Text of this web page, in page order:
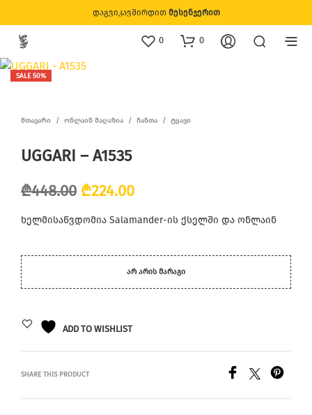
დაგვიკავშირდით მესენჯერით
0 0
SALE 50%
ᲛᲗᲐᲕᲐᲠᲘ / ᲝᲜᲚᲐᲘᲜ ᲛᲐᲦᲐᲖᲘᲐ / ᲩᲐᲜᲗᲐ / ᲢᲧᲐᲕᲘ
UGGARI – A1535
₾448.00 Original
price
₾448.00.
₾224.00Current
price
₾224.00.
ხელმისაწვდომია Salamander-ის ქსელში და ონლაინ
ᲐᲠ ᲐᲠᲘᲡ ᲛᲐᲠᲐᲒᲘ
ADD TO WISHLIST
SHARE THIS PRODUCT